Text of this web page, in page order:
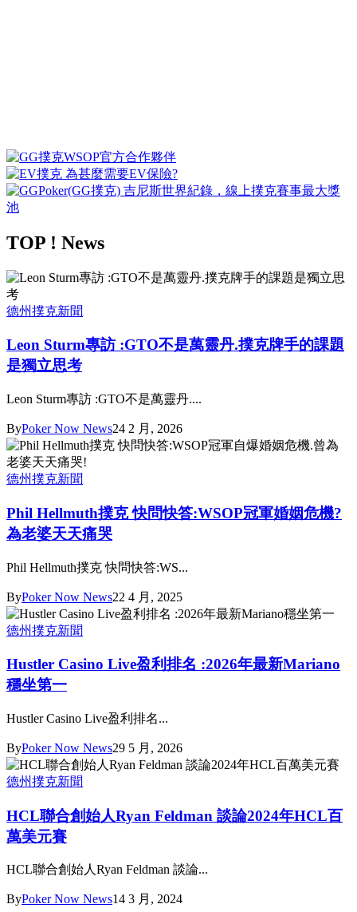
TOP ! News
德州撲克新聞
Leon Sturm專訪 :GTO不是萬靈丹.撲克牌手的課題
是獨立思考
Leon Sturm專訪 :GTO不是萬靈丹....
ByPoker Now News24 2 月, 2026
德州撲克新聞
Phil Hellmuth撲克 快問快答:WSOP冠軍婚姻危機?
為老婆天天痛哭
Phil Hellmuth撲克 快問快答:WS...
ByPoker Now News22 4 月, 2025
德州撲克新聞
Hustler Casino Live盈利排名 :2026年最新Mariano
穩坐第一
Hustler Casino Live盈利排名...
ByPoker Now News29 5 月, 2026
德州撲克新聞
HCL聯合創始人Ryan Feldman 談論2024年HCL百
萬美元賽
HCL聯合創始人Ryan Feldman 談論...
ByPoker Now News14 3 月, 2024